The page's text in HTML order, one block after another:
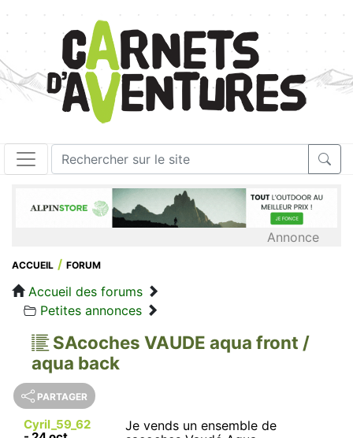
Annonce
ACCUEIL FORUM
Accueil des forums
Petites annonces
SAcoches VAUDE aqua front /
aqua back
PARTAGER
Cyril_59_62
Je vends un ensemble de